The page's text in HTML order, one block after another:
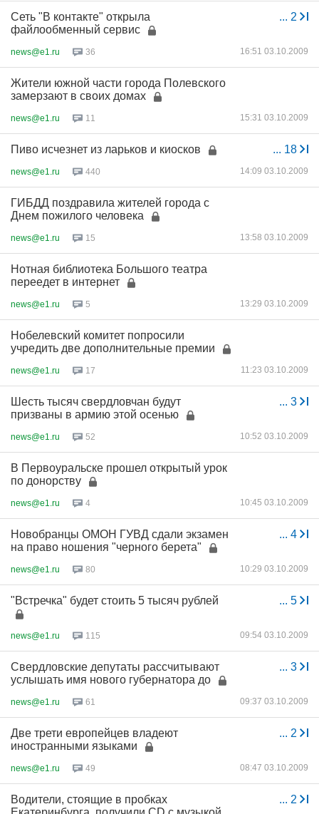
... 2
Сеть "В контакте" открыла
файлообменный сервис
news@e1.ru 36 16:51 03.10.2009
Жители южной части города Полевского
замерзают в своих домах
news@e1.ru 11 15:31 03.10.2009
... 18
Пиво исчезнет из ларьков и киосков
news@e1.ru 440 14:09 03.10.2009
ГИБДД поздравила жителей города с
Днем пожилого человека
news@e1.ru 15 13:58 03.10.2009
Нотная библиотека Большого театра
переедет в интернет
news@e1.ru 5 13:29 03.10.2009
Нобелевский комитет попросили
учредить две дополнительные премии
news@e1.ru 17 11:23 03.10.2009
... 3
Шесть тысяч свердловчан будут
призваны в армию этой осенью
news@e1.ru 52 10:52 03.10.2009
В Первоуральске прошел открытый урок
по донорству
news@e1.ru 4 10:45 03.10.2009
... 4
Новобранцы ОМОН ГУВД сдали экзамен
на право ношения "черного берета"
news@e1.ru 80 10:29 03.10.2009
... 5
"Встречка" будет стоить 5 тысяч рублей
news@e1.ru 115 09:54 03.10.2009
... 3
Свердловские депутаты рассчитывают
услышать имя нового губернатора до
news@e1.ru 61 09:37 03.10.2009
... 2
Две трети европейцев владеют
иностранными языками
news@e1.ru 49 08:47 03.10.2009
... 2
Водители, стоящие в пробках